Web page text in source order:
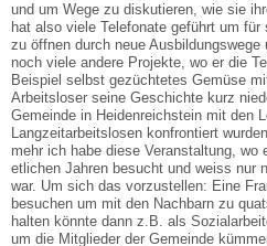
und um Wege zu diskutieren, wie sie
hat also viele Telefonate geführt um
zu öffnen durch neue
noch viele andere Projekte, wo er die
Beispiel selbst gezüchtetes Gemüse
Arbeitsloser seine Geschichte kurz
Gemeinde in Heidenreichstein mit den
Langzeitarbeitslosen konfrontiert
mehr ich habe diese Veranstaltung,
etlichen Jahren besucht und weiss nur
war. Um sich das vorzustellen: Eine
besuchen um mit den Nachbarn zu
halten könnte dann z.B. als
um die Mitglieder der Gemeinde